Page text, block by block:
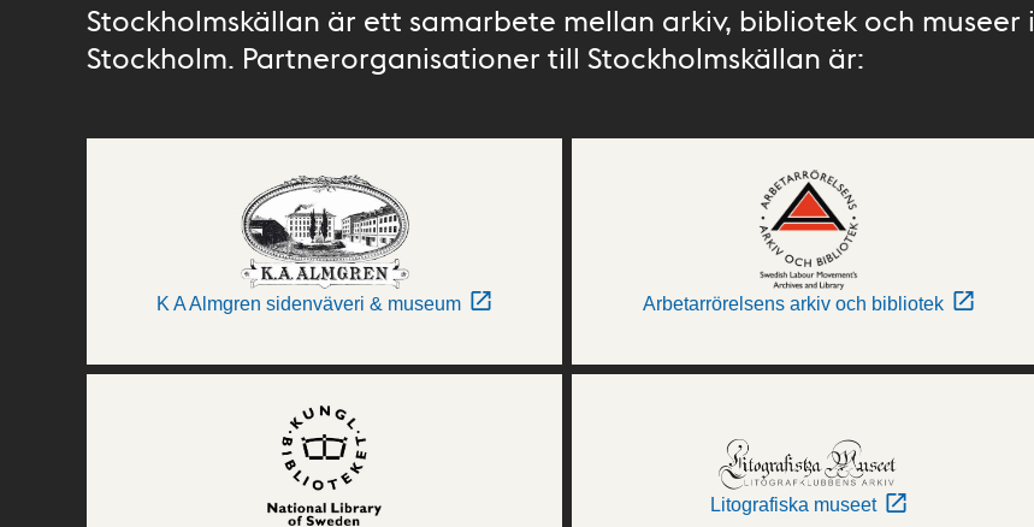
Stockholmskällan är ett samarbete mellan arkiv, bibliotek och museer i
Stockholm. Partnerorganisationer till Stockholmskällan är:
K A Almgren sidenväveri & museum Arbetarrörelsens arkiv och bibliotek
Litografiska museet